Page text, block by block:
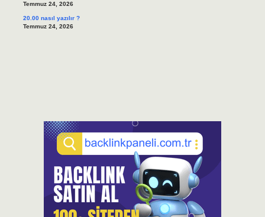
Temmuz 24, 2026
20.00 nasıl yazılır ?
Temmuz 24, 2026